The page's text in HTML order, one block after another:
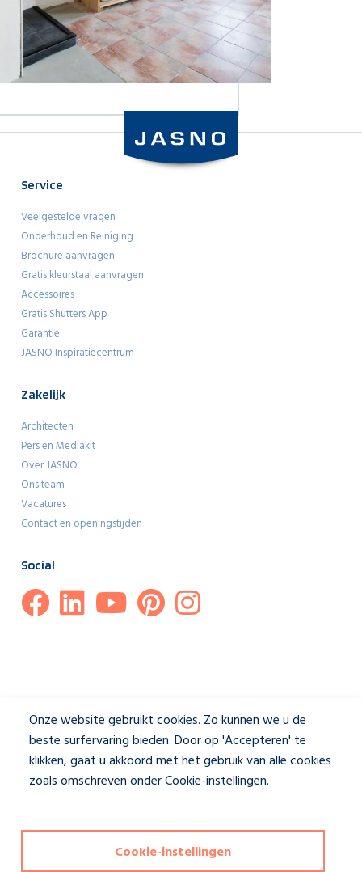
Service
Veelgestelde vragen
Onderhoud en Reiniging
Brochure aanvragen
Gratis kleurstaal aanvragen
Accessoires
Gratis Shutters App
Garantie
JASNO Inspiratiecentrum
Zakelijk
Architecten
Pers en Mediakit
Over JASNO
Ons team
Vacatures
Contact en openingstijden
Social
Disclaimer & Privacybeleid | Cookie-instellingen
Deze website wordt beschermd door reCAPTCHA en het
Onze website gebruikt cookies. Zo kunnen we u de
beste surfervaring bieden. Door op 'Accepteren' te
klikken, gaat u akkoord met het gebruik van alle cookies
zoals omschreven onder Cookie-instellingen.
Cookie-instellingen